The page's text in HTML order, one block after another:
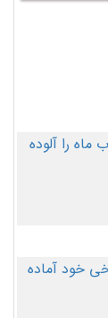
را آلوده
خود آماده